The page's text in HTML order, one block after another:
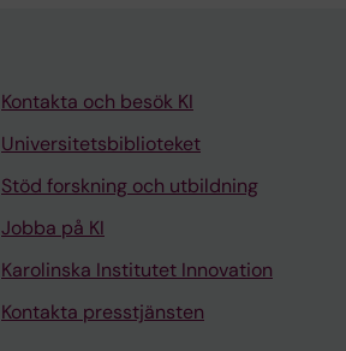
Kontakta och besök KI
Universitetsbiblioteket
Stöd forskning och utbildning
Jobba på KI
Karolinska Institutet Innovation
Kontakta presstjänsten